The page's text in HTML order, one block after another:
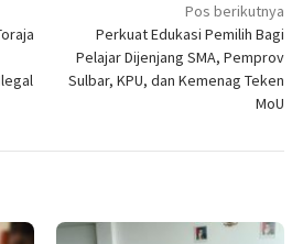
Pos berikutnya
Perkuat Edukasi Pemilih Bagi
Pelajar Dijenjang SMA, Pemprov
Sulbar, KPU, dan Kemenag Teken
MoU